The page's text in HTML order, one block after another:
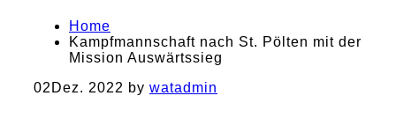
Home
Kampfmannschaft nach St. Pölten mit der
Mission Auswärtssieg
02 Dez. 2022 by watadmin